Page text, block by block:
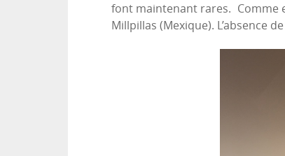
font maintenant rares. Comme
Millpillas (Mexique). L’absence